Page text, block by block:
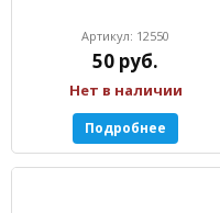
Артикул: 12550
50 руб.
Нет в наличии
Подробнее